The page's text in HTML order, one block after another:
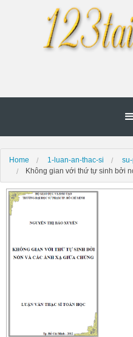
Home 1-luan-an-thac-si
Không gian với thứ tự sinh bởi